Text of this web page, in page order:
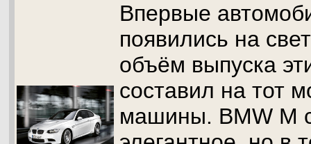
Впервые
появились на
объём выпуска
составил на тот
машины. BMW M